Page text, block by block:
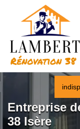
Entreprise
38 Isère